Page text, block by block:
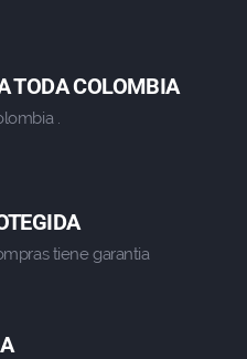
TODA COLOMBIA
.
tiene garantia